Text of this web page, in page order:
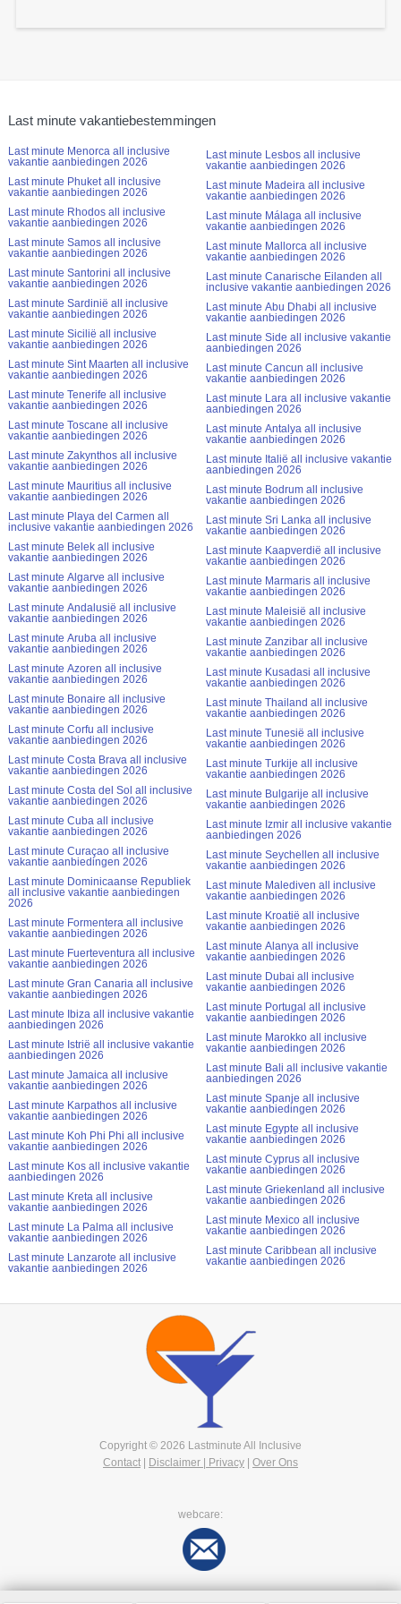
Last minute vakantiebestemmingen
Last minute Menorca all inclusive
vakantie aanbiedingen 2026
Last minute Phuket all inclusive
vakantie aanbiedingen 2026
Last minute Rhodos all inclusive
vakantie aanbiedingen 2026
Last minute Samos all inclusive
vakantie aanbiedingen 2026
Last minute Santorini all inclusive
vakantie aanbiedingen 2026
Last minute Sardinië all inclusive
vakantie aanbiedingen 2026
Last minute Sicilië all inclusive
vakantie aanbiedingen 2026
Last minute Sint Maarten all inclusive
vakantie aanbiedingen 2026
Last minute Tenerife all inclusive
vakantie aanbiedingen 2026
Last minute Toscane all inclusive
vakantie aanbiedingen 2026
Last minute Zakynthos all inclusive
vakantie aanbiedingen 2026
Last minute Mauritius all inclusive
vakantie aanbiedingen 2026
Last minute Playa del Carmen all
inclusive vakantie aanbiedingen 2026
Last minute Belek all inclusive
vakantie aanbiedingen 2026
Last minute Algarve all inclusive
vakantie aanbiedingen 2026
Last minute Andalusië all inclusive
vakantie aanbiedingen 2026
Last minute Aruba all inclusive
vakantie aanbiedingen 2026
Last minute Azoren all inclusive
vakantie aanbiedingen 2026
Last minute Bonaire all inclusive
vakantie aanbiedingen 2026
Last minute Corfu all inclusive
vakantie aanbiedingen 2026
Last minute Costa Brava all inclusive
vakantie aanbiedingen 2026
Last minute Costa del Sol all inclusive
vakantie aanbiedingen 2026
Last minute Cuba all inclusive
vakantie aanbiedingen 2026
Last minute Curaçao all inclusive
vakantie aanbiedingen 2026
Last minute Dominicaanse Republiek
all inclusive vakantie aanbiedingen
2026
Last minute Formentera all inclusive
vakantie aanbiedingen 2026
Last minute Fuerteventura all inclusive
vakantie aanbiedingen 2026
Last minute Gran Canaria all inclusive
vakantie aanbiedingen 2026
Last minute Ibiza all inclusive vakantie
aanbiedingen 2026
Last minute Istrië all inclusive vakantie
aanbiedingen 2026
Last minute Jamaica all inclusive
vakantie aanbiedingen 2026
Last minute Karpathos all inclusive
vakantie aanbiedingen 2026
Last minute Koh Phi Phi all inclusive
vakantie aanbiedingen 2026
Last minute Kos all inclusive vakantie
aanbiedingen 2026
Last minute Kreta all inclusive
vakantie aanbiedingen 2026
Last minute La Palma all inclusive
vakantie aanbiedingen 2026
Last minute Lanzarote all inclusive
vakantie aanbiedingen 2026
Last minute Lesbos all inclusive
vakantie aanbiedingen 2026
Last minute Madeira all inclusive
vakantie aanbiedingen 2026
Last minute Málaga all inclusive
vakantie aanbiedingen 2026
Last minute Mallorca all inclusive
vakantie aanbiedingen 2026
Last minute Canarische Eilanden all
inclusive vakantie aanbiedingen 2026
Last minute Abu Dhabi all inclusive
vakantie aanbiedingen 2026
Last minute Side all inclusive vakantie
aanbiedingen 2026
Last minute Cancun all inclusive
vakantie aanbiedingen 2026
Last minute Lara all inclusive vakantie
aanbiedingen 2026
Last minute Antalya all inclusive
vakantie aanbiedingen 2026
Last minute Italië all inclusive vakantie
aanbiedingen 2026
Last minute Bodrum all inclusive
vakantie aanbiedingen 2026
Last minute Sri Lanka all inclusive
vakantie aanbiedingen 2026
Last minute Kaapverdië all inclusive
vakantie aanbiedingen 2026
Last minute Marmaris all inclusive
vakantie aanbiedingen 2026
Last minute Maleisië all inclusive
vakantie aanbiedingen 2026
Last minute Zanzibar all inclusive
vakantie aanbiedingen 2026
Last minute Kusadasi all inclusive
vakantie aanbiedingen 2026
Last minute Thailand all inclusive
vakantie aanbiedingen 2026
Last minute Tunesië all inclusive
vakantie aanbiedingen 2026
Last minute Turkije all inclusive
vakantie aanbiedingen 2026
Last minute Bulgarije all inclusive
vakantie aanbiedingen 2026
Last minute Izmir all inclusive vakantie
aanbiedingen 2026
Last minute Seychellen all inclusive
vakantie aanbiedingen 2026
Last minute Malediven all inclusive
vakantie aanbiedingen 2026
Last minute Kroatië all inclusive
vakantie aanbiedingen 2026
Last minute Alanya all inclusive
vakantie aanbiedingen 2026
Last minute Dubai all inclusive
vakantie aanbiedingen 2026
Last minute Portugal all inclusive
vakantie aanbiedingen 2026
Last minute Marokko all inclusive
vakantie aanbiedingen 2026
Last minute Bali all inclusive vakantie
aanbiedingen 2026
Last minute Spanje all inclusive
vakantie aanbiedingen 2026
Last minute Egypte all inclusive
vakantie aanbiedingen 2026
Last minute Cyprus all inclusive
vakantie aanbiedingen 2026
Last minute Griekenland all inclusive
vakantie aanbiedingen 2026
Last minute Mexico all inclusive
vakantie aanbiedingen 2026
Last minute Caribbean all inclusive
vakantie aanbiedingen 2026
Copyright © 2026 Lastminute All Inclusive
Contact
Disclaimer | Privacy Over Ons
webcare: